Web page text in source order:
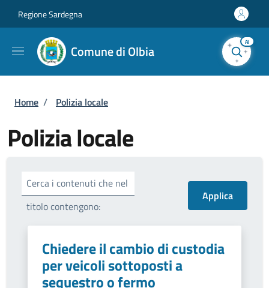
Regione Sardegna
Comune di Olbia
AI
Briciole di pane
Home / Polizia locale
Polizia locale
Cerca i contenuti che nel
titolo contengono:
Chiedere il cambio di custodia
per veicoli sottoposti a
sequestro o fermo